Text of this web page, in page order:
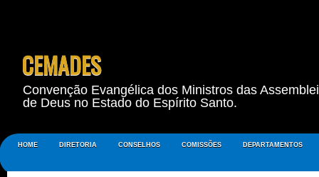
CEMADES
Convenção Evangélica dos Ministros das
de Deus no Estado do Espírito Santo.
HOME DIRETORIA CONSELHOS COMISSÕES DEPARTAMENTOS